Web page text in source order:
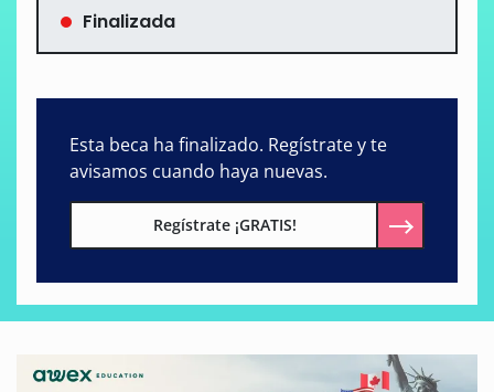
Finalizada
Esta beca ha finalizado. Regístrate y te
avisamos cuando haya nuevas.
Regístrate ¡GRATIS!